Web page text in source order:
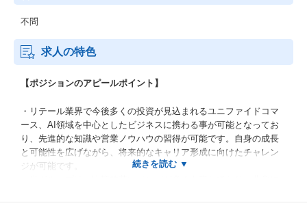
不問
求人の特色
【ポジションのアピールポイント】
・リテール業界で今後多くの投資が見込まれるユニファイドコマ
ース、AI領域を中心としたビジネスに携わる事が可能となってお
り、先進的な知識や営業ノウハウの習得が可能です。自身の成長
と可能性を広げながら、将来的なキャリア形成に向けたチャレン
ジが可能です。